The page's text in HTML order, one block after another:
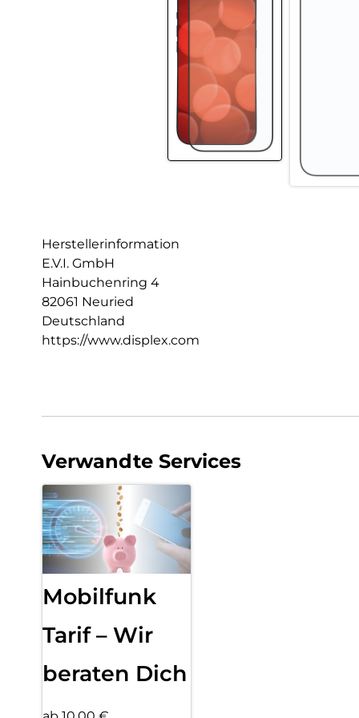
Herstellerinformation
E.V.I. GmbH
Hainbuchenring 4
82061 Neuried
Deutschland
https://www.displex.com
Verwandte Services
Mobilfunk
Tarif – Wir
beraten Dich